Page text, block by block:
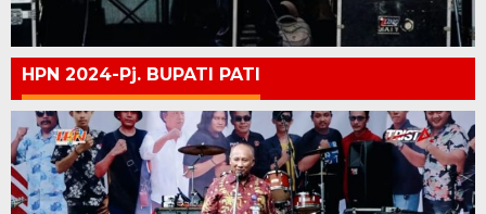
HPN 2024-Pj. BUPATI PATI